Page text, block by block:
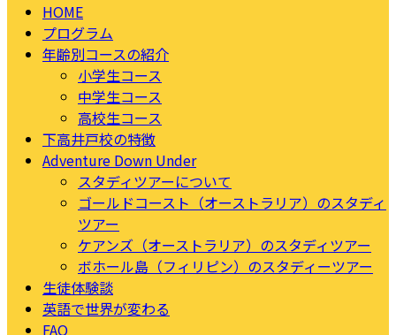
HOME
プログラム
年齢別コースの紹介
小学生コース
中学生コース
高校生コース
下高井戸校の特徴
Adventure Down Under
スタディツアーについて
ゴールドコースト（オーストラリア）のスタディ
ツアー
ケアンズ（オーストラリア）のスタディツアー
ボホール島（フィリピン）のスタディーツアー
生徒体験談
英語で世界が変わる
FAQ